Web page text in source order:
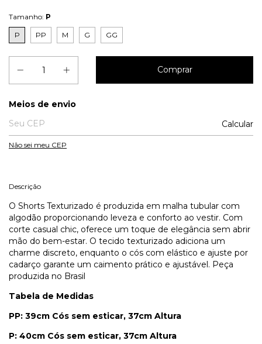
Tamanho: P
P PP M G GG
Entregas para o CEP:
Meios de envio
Calcular
Não sei meu CEP
Descrição
O Shorts Texturizado é produzida em malha tubular com
algodão proporcionando leveza e conforto ao vestir. Com
corte casual chic, oferece um toque de elegância sem abrir
mão do bem-estar. O tecido texturizado adiciona um
charme discreto, enquanto o cós com elástico e ajuste por
cadarço garante um caimento prático e ajustável. Peça
produzida no Brasil
Tabela de Medidas
PP: 39cm Cós sem esticar, 37cm Altura
P: 40cm Cós sem esticar, 37cm Altura